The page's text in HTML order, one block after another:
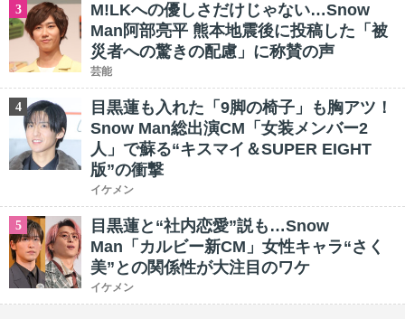
3
M!LKへの優しさだけじゃない…Snow
Man阿部亮平 熊本地震後に投稿した「被
災者への驚きの配慮」に称賛の声
芸能
4
目黒蓮も入れた「9脚の椅子」も胸アツ！
Snow Man総出演CM「女装メンバー2
人」で蘇る“キスマイ＆SUPER EIGHT
版”の衝撃
イケメン
5
目黒蓮と“社内恋愛”説も…Snow
Man「カルビー新CM」女性キャラ“さく
美”との関係性が大注目のワケ
イケメン